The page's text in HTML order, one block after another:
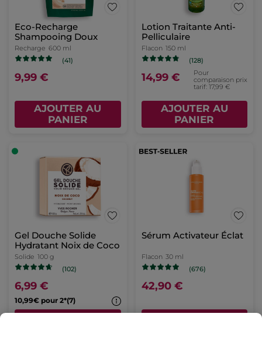
Eco-Recharge
Shampooing Doux
Recharge 600 ml
(41)
9,99 €
AJOUTER AU
PANIER
Lotion Traitante Anti-
Pelliculaire
Flacon 150 ml
(128)
14,99 €
Pour
comparaison prix
tarif: 17,99 €
AJOUTER AU
PANIER
Gel Douche Solide
Hydratant Noix de Coco
Solide 100 g
(102)
6,99 €
10,99€ pour 2*(7)
Sérum Activateur Éclat
Flacon 30 ml
(676)
42,90 €